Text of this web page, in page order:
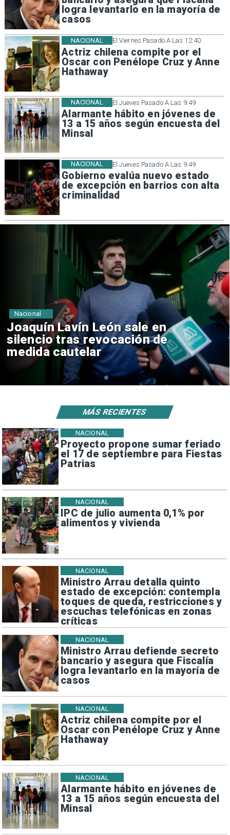
logra levantarlo en la mayoría de
casos
El Viernes Pasado A Las 12:40
Actriz chilena compite por el
Oscar con Penélope Cruz y Anne
Hathaway
NACIONAL
El Jueves Pasado A Las 9:49
Alarmante hábito en jóvenes de
13 a 15 años según encuesta del
Minsal
NACIONAL
El Jueves Pasado A Las 9:49
Gobierno evalúa nuevo estado
de excepción en barrios con alta
criminalidad
NACIONAL
Chile y Venezuela formalizan
reinicio de relaciones
consulares
Nacional
Proyecto propone sumar feriado
el 17 de septiembre para Fiestas
Patrias
NACIONAL
IPC de julio aumenta 0,1% por
alimentos y vivienda
NACIONAL
Ministro Arrau detalla quinto
estado de excepción: contempla
toques de queda, restricciones y
escuchas telefónicas en zonas
críticas
NACIONAL
Ministro Arrau defiende secreto
bancario y asegura que Fiscalía
logra levantarlo en la mayoría de
casos
NACIONAL
Actriz chilena compite por el
Oscar con Penélope Cruz y Anne
Hathaway
NACIONAL
Alarmante hábito en jóvenes de
13 a 15 años según encuesta del
Minsal
NACIONAL
MÁS RECIENTES